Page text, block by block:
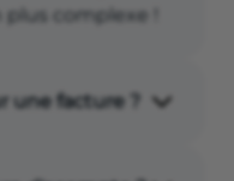
complexe !
une facture ?